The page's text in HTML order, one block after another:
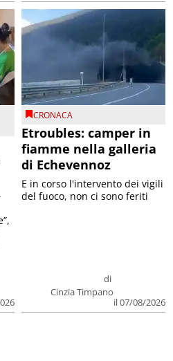
CRONACA
Etroubles: camper in
fiamme nella galleria
di Echevennoz
di
Cinzia Timpano
il 07/08/2026
E in corso l'intervento dei vigili
del fuoco, non ci sono feriti